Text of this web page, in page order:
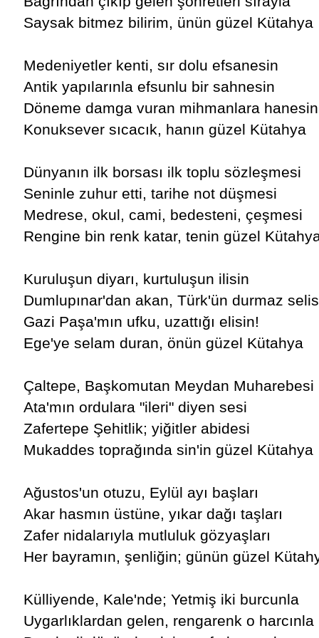
Saysak bitmez bilirim, ünün güzel Kütahya
Medeniyetler kenti, sır dolu efsanesin
Antik yapılarınla efsunlu bir sahnesin
Döneme damga vuran mihmanlara hanesin
Konuksever sıcacık, hanın güzel Kütahya
Dünyanın ilk borsası ilk toplu sözleşmesi
Seninle zuhur etti, tarihe not düşmesi
Medrese, okul, cami, bedesteni, çeşmesi
Rengine bin renk katar, tenin güzel
Kuruluşun diyarı, kurtuluşun ilisin
Dumlupınar'dan akan, Türk'ün durmaz
Gazi Paşa'mın ufku, uzattığı elisin!
Ege'ye selam duran, önün güzel Kütahya
Çaltepe, Başkomutan Meydan Muharebesi
Ata'mın ordulara "ileri" diyen sesi
Zafertepe Şehitlik; yiğitler abidesi
Mukaddes toprağında sin'in güzel Kütahya
Ağustos'un otuzu, Eylül ayı başları
Akar hasmın üstüne, yıkar dağı taşları
Zafer nidalarıyla mutluluk gözyaşları
Her bayramın, şenliğin; günün güzel
Külliyende, Kale'nde; Yetmiş iki burcunla
Uygarlıklardan gelen, rengarenk o harcınla